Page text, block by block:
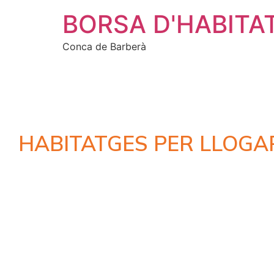
BORSA
Conca de Barberà
HABITATGES PER